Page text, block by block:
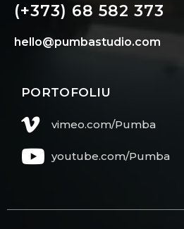
(+373) 68 582 373
hello@pumbastudio.com
PORTOFOLIU
vimeo.com/Pumba
youtube.com/Pumba